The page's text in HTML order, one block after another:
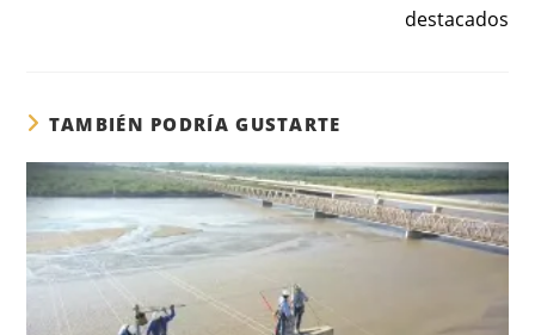
destacados
TAMBIÉN PODRÍA GUSTARTE